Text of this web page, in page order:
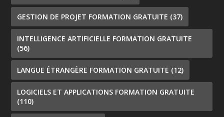
GESTION DE PROJET FORMATION GRATUITE (37)
INTELLIGENCE ARTIFICIELLE FORMATION GRATUITE
(56)
LANGUE ÉTRANGÈRE FORMATION GRATUITE (12)
LOGICIELS ET APPLICATIONS FORMATION GRATUITE
(110)